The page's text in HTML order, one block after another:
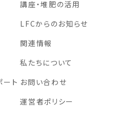
ート
講座・堆肥の活用
LFCからのお知らせ
関連情報
私たちについて
お問い合わせ
運営者ポリシー